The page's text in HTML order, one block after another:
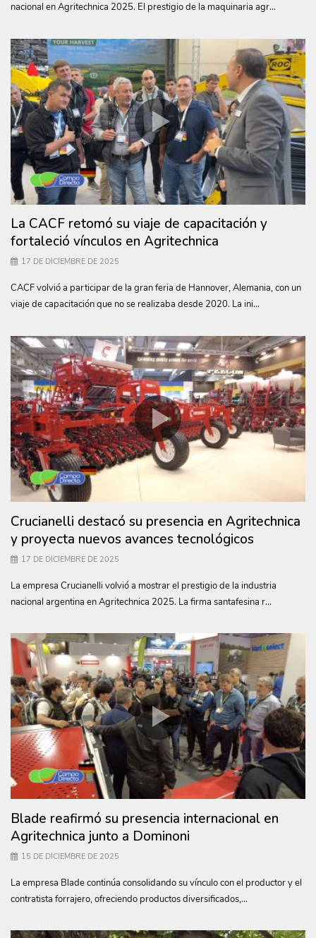
nacional en Agritechnica 2025. El prestigio de la maquinaria agr...
La CACF retomó su viaje de capacitación y
fortaleció vínculos en Agritechnica
17 DE DICIEMBRE DE 2025
CACF volvió a participar de la gran feria de Hannover, Alemania, con un
viaje de capacitación que no se realizaba desde 2020. La ini...
Crucianelli destacó su presencia en Agritechnica
y proyecta nuevos avances tecnológicos
17 DE DICIEMBRE DE 2025
La empresa Crucianelli volvió a mostrar el prestigio de la industria
nacional argentina en Agritechnica 2025. La firma santafesina r...
Blade reafirmó su presencia internacional en
Agritechnica junto a Dominoni
15 DE DICIEMBRE DE 2025
La empresa Blade continúa consolidando su vínculo con el productor y el
contratista forrajero, ofreciendo productos diversificados,...